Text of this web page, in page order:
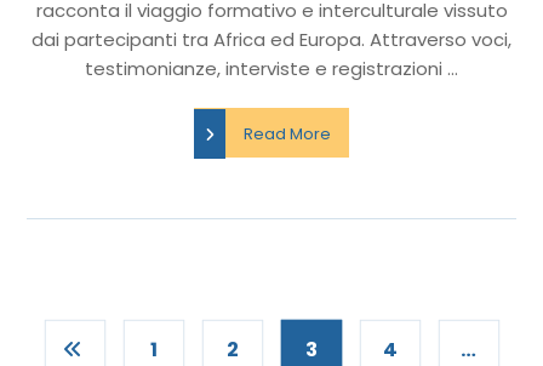
racconta il viaggio formativo e interculturale vissuto
dai partecipanti tra Africa ed Europa. Attraverso voci,
testimonianze, interviste e registrazioni ...
Read More
1 2 3 4 …